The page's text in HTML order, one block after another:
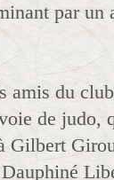
par un
amis du
de judo,
Gilbert